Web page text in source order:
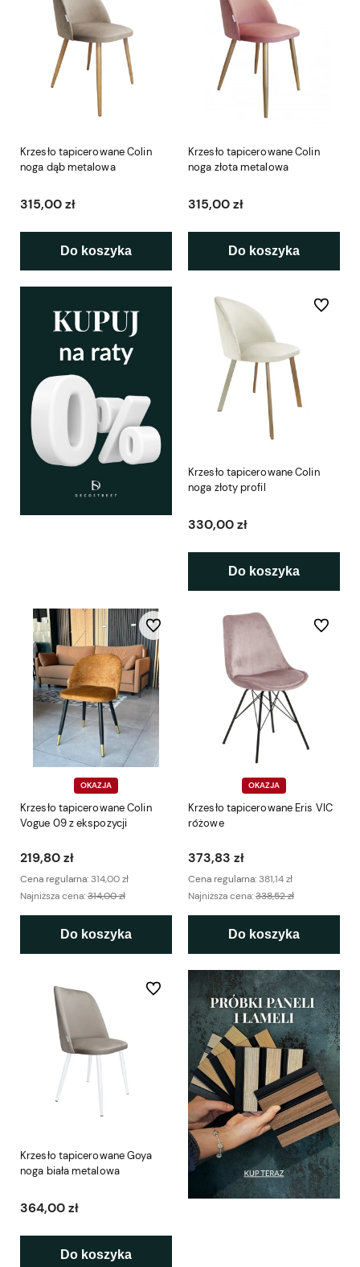
Krzesło tapicerowane Colin
noga dąb metalowa
315,00 zł
Do koszyka
Krzesło tapicerowane Colin
noga złota metalowa
315,00 zł
Do koszyka
Krzesło tapicerowane Colin
noga złoty profil
330,00 zł
Do koszyka
Do
OKAZJA
Krzesło tapicerowane Colin
Vogue 09 z ekspozycji
219,80 zł
Cena regularna:314,00 zł
Najniższa cena:314,00 zł
Do koszyka
Do ulubionych
OKAZJA
Krzesło tapicerowane Eris VIC
różowe
373,83 zł
Cena regularna:381,14 zł
Najniższa cena:338,52 zł
Do koszyka
Do
Krzesło tapicerowane Goya
noga biała metalowa
364,00 zł
Do koszyka
Do ulubionych